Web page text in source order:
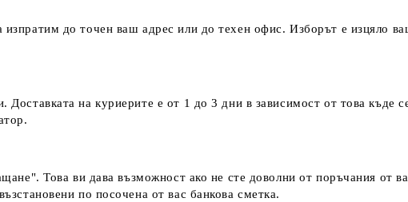
до точен ваш адрес или до техен офис. Изборът е изцяло
на куриерите е от 1 до 3 дни в зависимост от това къде
Това ви дава възможност ако не сте доволни от поръчания от
по посочена от вас банкова сметка.